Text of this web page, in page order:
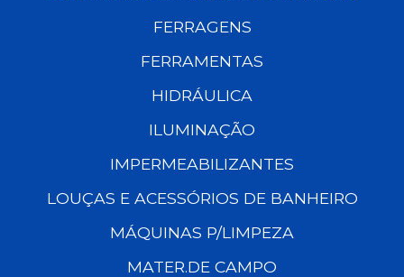
FERRAGENS
FERRAMENTAS
HIDRÁULICA
ILUMINAÇÃO
IMPERMEABILIZANTES
LOUÇAS E ACESSÓRIOS DE BANHEIRO
MÁQUINAS P/LIMPEZA
MATER.DE CAMPO